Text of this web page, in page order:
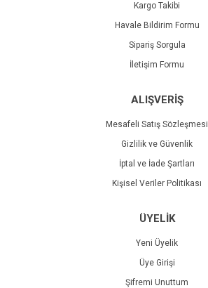
Kargo Takibi
Havale Bildirim Formu
Sipariş Sorgula
İletişim Formu
ALIŞVERİŞ
Mesafeli Satış Sözleşmesi
Gizlilik ve Güvenlik
İptal ve İade Şartları
Kişisel Veriler Politikası
ÜYELİK
Yeni Üyelik
Üye Girişi
Şifremi Unuttum